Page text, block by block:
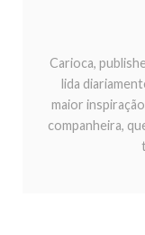
Carioca,
lida
maior
companheira,